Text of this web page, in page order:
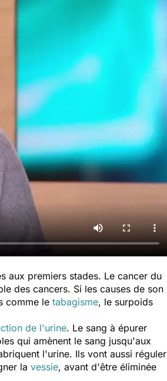
aux premiers stades. Le cancer du
des cancers. Si les causes de son
comme le tabagisme, le surpoids
de l'urine. Le sang à épurer
qui amènent le sang jusqu'aux
l'urine. Ils vont aussi réguler
la vessie, avant d'être éliminée